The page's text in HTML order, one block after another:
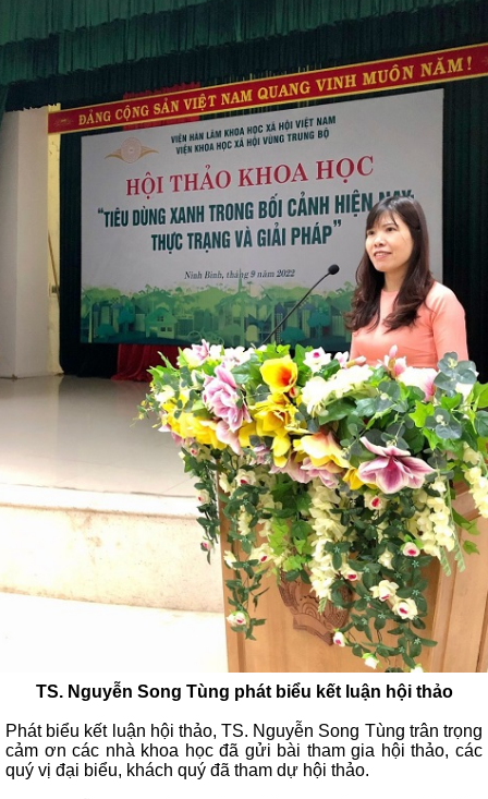
TS. Nguyễn Song Tùng phát biểu kết luận hội thảo
Phát biểu kết luận hội thảo, TS. Nguyễn Song Tùng trân trọng
cảm ơn các nhà khoa học đã gửi bài tham gia hội thảo, các
quý vị đại biểu, khách quý đã tham dự hội thảo.